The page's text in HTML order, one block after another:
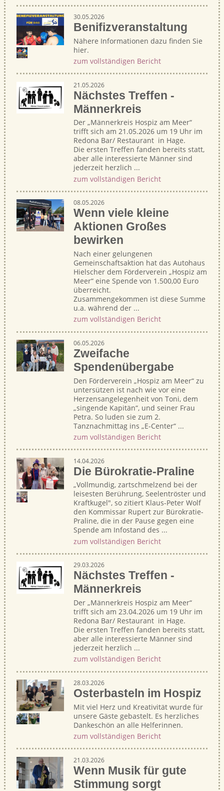
30.05.2026
Benifizveranstaltung
Nähere Informationen dazu finden Sie
hier.
zum vollständigen Bericht
21.05.2026
Nächstes Treffen -
Männerkreis
Der „Männerkreis Hospiz am Meer“
trifft sich am 21.05.2026 um 19 Uhr im
Redona Bar/ Restaurant in Hage.
Die ersten Treffen fanden bereits statt,
aber alle interessierte Männer sind
jederzeit herzlich ...
zum vollständigen Bericht
08.05.2026
Wenn viele kleine
Aktionen Großes
bewirken
Nach einer gelungenen
Gemeinschaftsaktion hat das Autohaus
Hielscher dem Förderverein „Hospiz am
Meer“ eine Spende von 1.500,00 Euro
überreicht.
Zusammengekommen ist diese Summe
u.a. während der ...
zum vollständigen Bericht
06.05.2026
Zweifache
Spendenübergabe
Den Förderverein „Hospiz am Meer“ zu
untersützen ist nach wie vor eine
Herzensangelegenheit von Toni, dem
„singende Kapitän“, und seiner Frau
Petra. So luden sie zum 2.
Tanznachmittag ins „E-Center“ ...
zum vollständigen Bericht
14.04.2026
Die Bürokratie-Praline
„Vollmundig, zartschmelzend bei der
leisesten Berührung, Seelentröster und
Kraftkugel", so zitiert Klaus-Peter Wolf
den Kommissar Rupert zur Bürokratie-
Praline, die in der Pause gegen eine
Spende am Infostand des ...
zum vollständigen Bericht
29.03.2026
Nächstes Treffen -
Männerkreis
Der „Männerkreis Hospiz am Meer“
trifft sich am 23.04.2026 um 19 Uhr im
Redona Bar/ Restaurant in Hage.
Die ersten Treffen fanden bereits statt,
aber alle interessierte Männer sind
jederzeit herzlich ...
zum vollständigen Bericht
28.03.2026
Osterbasteln im Hospiz
Mit viel Herz und Kreativität wurde für
unsere Gäste gebastelt. Es herzliches
Dankeschön an alle Helferinnen.
zum vollständigen Bericht
21.03.2026
Wenn Musik für gute
Stimmung sorgt